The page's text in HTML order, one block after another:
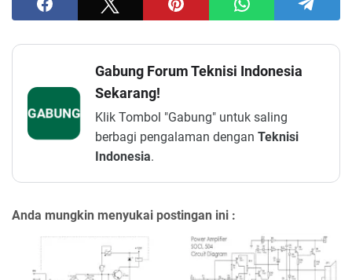
GABUNG
Gabung Forum Teknisi Indonesia
Sekarang!
Klik Tombol "Gabung" untuk saling
berbagi pengalaman dengan Teknisi
Indonesia.
Anda mungkin menyukai postingan ini :